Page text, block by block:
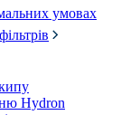
умовах
Hydron